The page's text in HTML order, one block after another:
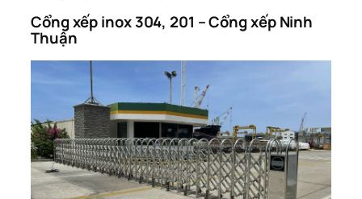
Cổng xếp inox 304, 201 – Cổng xếp Ninh
Thuận